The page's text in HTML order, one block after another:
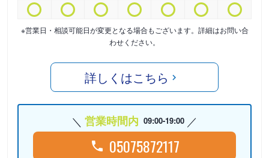
※営業日・相談可能日が変更となる場合もございます。詳細はお問い合
わせください。
詳しくはこちら
営業時間内 09:00-19:00
05075872117